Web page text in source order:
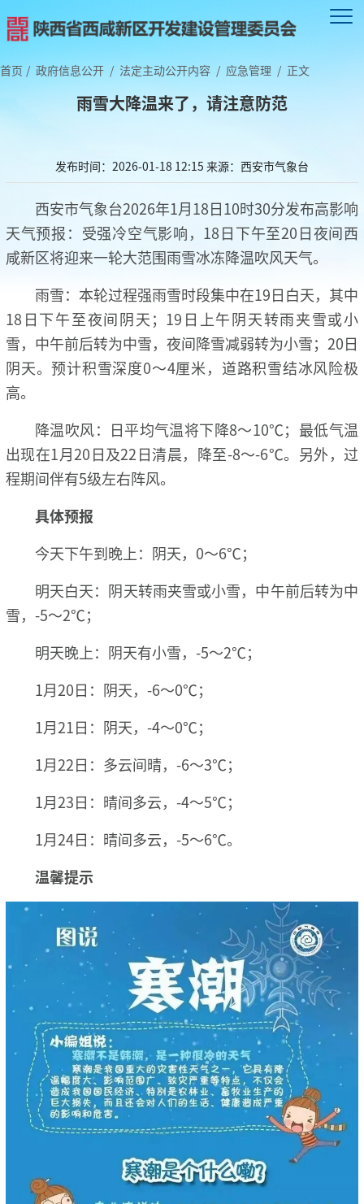
首页 / 政府信息公开 / 法定主动公开内容 / 应急管理 / 正文
雨雪大降温来了，请注意防范
发布时间：2026-01-18 12:15 来源：西安市气象台
西安市气象台2026年1月18日10时30分发布高影响
天气预报：受强冷空气影响，18日下午至20日夜间西
咸新区将迎来一轮大范围雨雪冰冻降温吹风天气。
雨雪：本轮过程强雨雪时段集中在19日白天，其中
18日下午至夜间阴天；19日上午阴天转雨夹雪或小
雪，中午前后转为中雪，夜间降雪减弱转为小雪；20日
阴天。预计积雪深度0～4厘米，道路积雪结冰风险极
高。
降温吹风：日平均气温将下降8～10℃；最低气温
出现在1月20日及22日清晨，降至-8～-6℃。另外，过
程期间伴有5级左右阵风。
具体预报
今天下午到晚上：阴天，0～6℃；
明天白天：阴天转雨夹雪或小雪，中午前后转为中
雪，-5～2℃；
明天晚上：阴天有小雪，-5～2℃；
1月20日：阴天，-6～0℃；
1月21日：阴天，-4～0℃；
1月22日：多云间晴，-6～3℃；
1月23日：晴间多云，-4～5℃；
1月24日：晴间多云，-5～6℃。
温馨提示